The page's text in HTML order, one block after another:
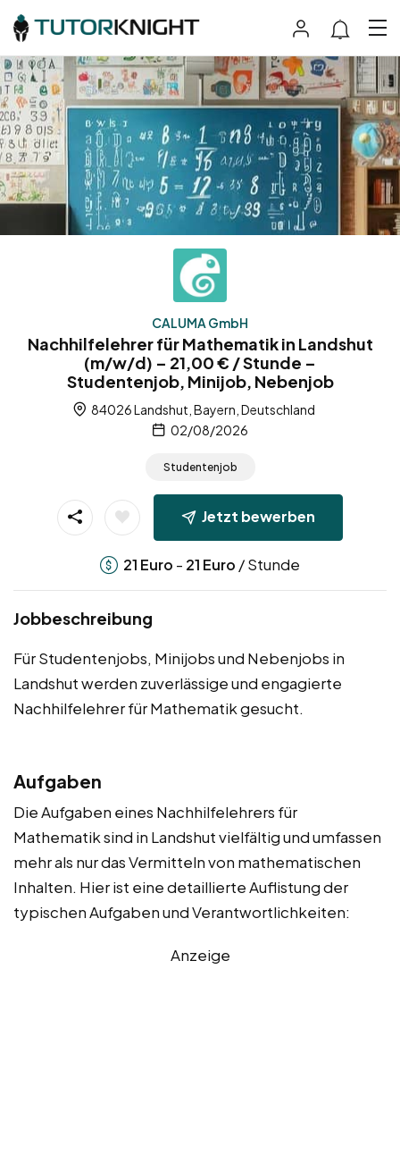
CALUMA GmbH
Nachhilfelehrer für Mathematik in Landshut
(m/w/d) – 21,00 € / Stunde –
Studentenjob, Minijob, Nebenjob
84026 Landshut, Bayern, Deutschland
02/08/2026
Studentenjob
Jetzt bewerben
21 Euro - 21 Euro / Stunde
Jobbeschreibung
Für Studentenjobs, Minijobs und Nebenjobs in
Landshut werden zuverlässige und engagierte
Nachhilfelehrer für Mathematik gesucht.
Aufgaben
Die Aufgaben eines Nachhilfelehrers für
Mathematik sind in Landshut vielfältig und umfassen
mehr als nur das Vermitteln von mathematischen
Inhalten. Hier ist eine detaillierte Auflistung der
typischen Aufgaben und Verantwortlichkeiten:
Anzeige